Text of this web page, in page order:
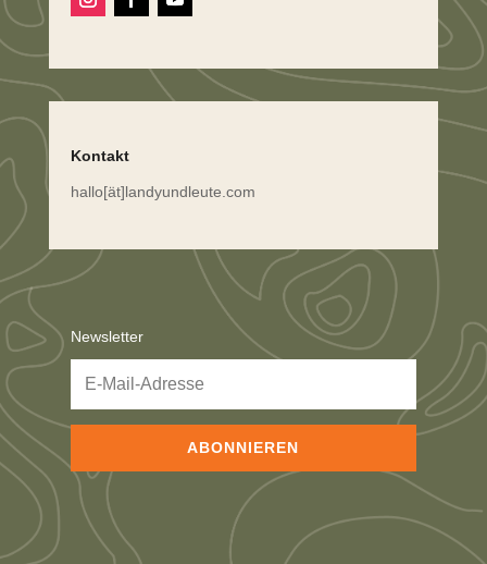
Kontakt
hallo[ät]landyundleute.com
Newsletter
ABONNIEREN